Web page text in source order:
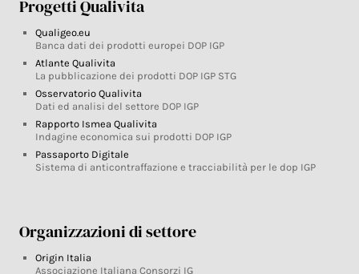
Progetti Qualivita
Qualigeo.eu
Banca dati dei prodotti europei DOP IGP
Atlante Qualivita
La pubblicazione dei prodotti DOP IGP STG
Osservatorio Qualivita
Dati ed analisi del settore DOP IGP
Rapporto Ismea Qualivita
Indagine economica sui prodotti DOP IGP
Passaporto Digitale
Sistema di anticontraffazione e tracciabilità per le dop IGP
Organizzazioni di settore
Origin Italia
Associazione Italiana Consorzi IG